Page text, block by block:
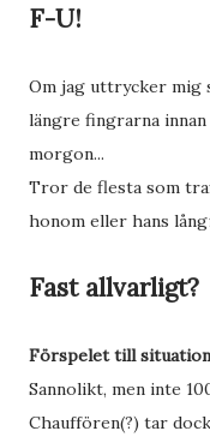
F-U!
Om jag uttrycker mig
längre fingrarna
morgon...
Tror de flesta som
honom eller hans
Fast allvarligt?
Förspelet till
Sannolikt, men inte
Chauffören(?) tar